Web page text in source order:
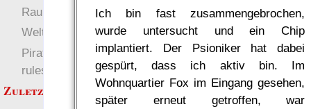
Ich bin fast zusammengebrochen,
wurde untersucht und ein Chip
implantiert. Der Psioniker hat dabei
gespürt, dass ich aktiv bin. Im
Wohnquartier Fox im Eingang gesehen,
später erneut getroffen, war
RaumZeit
Deutsch
Welten
Pirate Party Flyerbook
rules
Zuletzt angezeigt: